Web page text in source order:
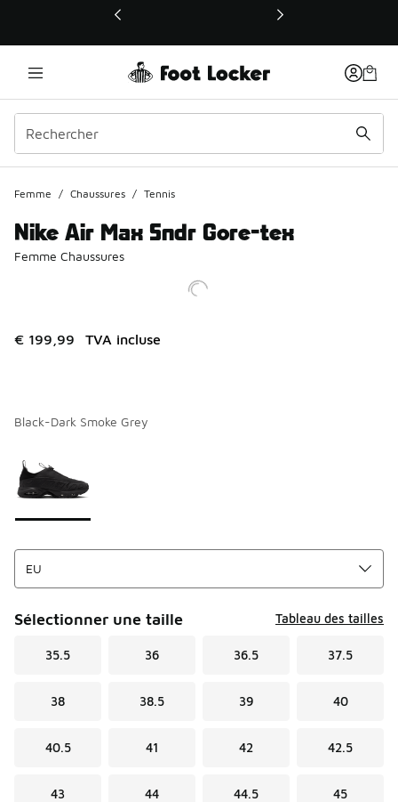
Ce lien ouvrira une nouvelle fenêtre
Femme / Chaussures / Tennis
Nike Air Max Sndr Gore-tex
Femme Chaussures
€ 199,99 TVA incluse
Black-Dark Smoke Grey
Sélectionner une taille Tableau des tailles
35.5 36 36.5 37.5
38 38.5 39 40
40.5 41 42 42.5
43 44 44.5 45